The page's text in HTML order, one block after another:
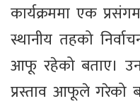
कार्यक्रममा एक
स्थानीय तहको
आफू रहेको बताए।
प्रस्ताव आफूले गरेको